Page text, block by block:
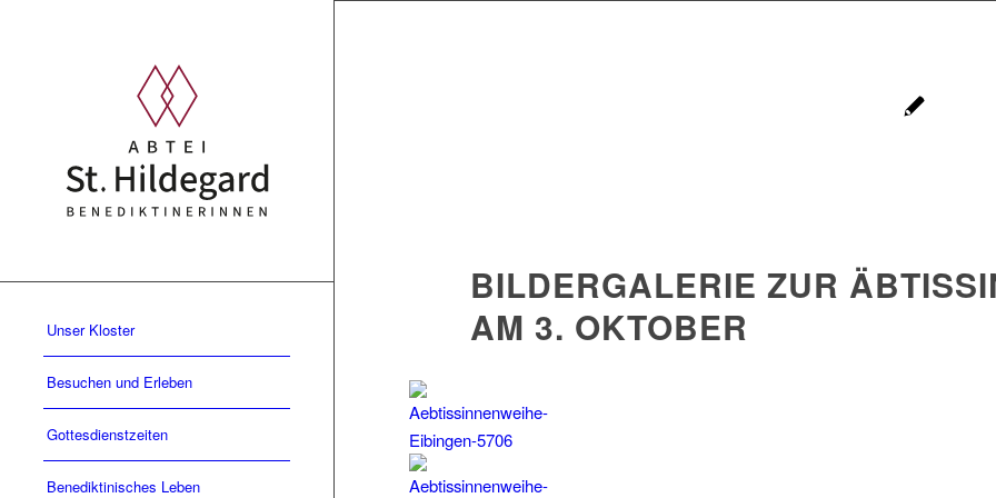
Unser Kloster
Besuchen und Erleben
Gottesdienstzeiten
Benediktinisches Leben
BILDERGALERIE ZUR
AM 3. OKTOBER